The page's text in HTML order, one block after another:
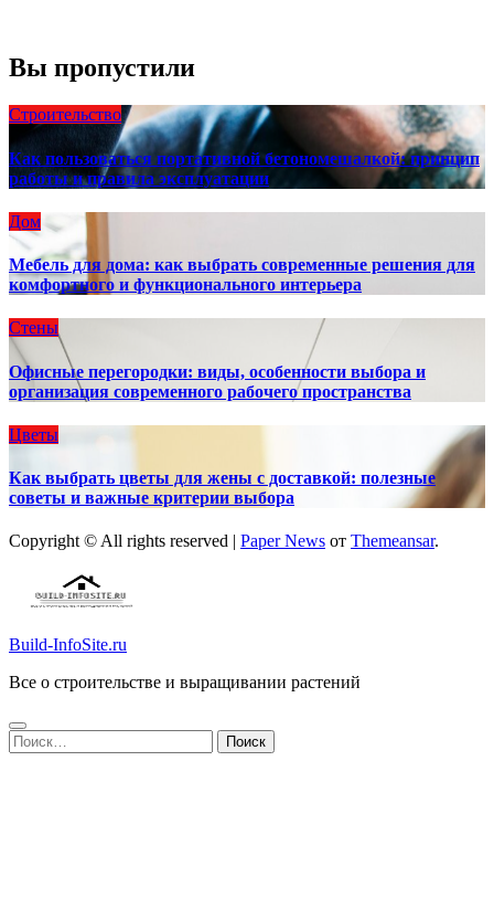
Вы пропустили
Строительство
Как пользоваться портативной бетономешалкой: принцип
работы и правила эксплуатации
Дом
Мебель для дома: как выбрать современные решения для
комфортного и функционального интерьера
Стены
Офисные перегородки: виды, особенности выбора и
организация современного рабочего пространства
Цветы
Как выбрать цветы для жены с доставкой: полезные
советы и важные критерии выбора
Copyright © All rights reserved Paper News от Themeansar.
Build-InfoSite.ru
Все о строительстве и выращивании растений
Найти: